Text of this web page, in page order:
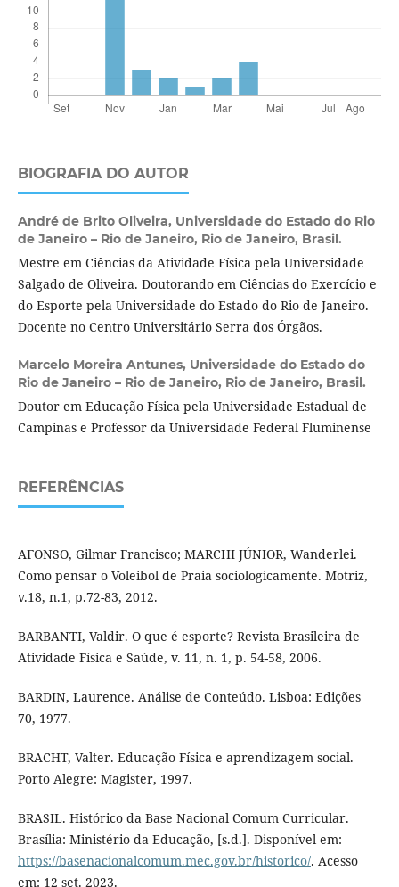
BIOGRAFIA DO AUTOR
André de Brito Oliveira, Universidade do Estado do Rio
de Janeiro – Rio de Janeiro, Rio de Janeiro, Brasil.
Mestre em Ciências da Atividade Física pela Universidade
Salgado de Oliveira. Doutorando em Ciências do Exercício e
do Esporte pela Universidade do Estado do Rio de Janeiro.
Docente no Centro Universitário Serra dos Órgãos.
Marcelo Moreira Antunes, Universidade do Estado do
Rio de Janeiro – Rio de Janeiro, Rio de Janeiro, Brasil.
Doutor em Educação Física pela Universidade Estadual de
Campinas e Professor da Universidade Federal Fluminense
REFERÊNCIAS
AFONSO, Gilmar Francisco; MARCHI JÚNIOR, Wanderlei.
Como pensar o Voleibol de Praia sociologicamente. Motriz,
v.18, n.1, p.72-83, 2012.
BARBANTI, Valdir. O que é esporte? Revista Brasileira de
Atividade Física e Saúde, v. 11, n. 1, p. 54-58, 2006.
BARDIN, Laurence. Análise de Conteúdo. Lisboa: Edições
70, 1977.
BRACHT, Valter. Educação Física e aprendizagem social.
Porto Alegre: Magister, 1997.
BRASIL. Histórico da Base Nacional Comum Curricular.
Brasília: Ministério da Educação, [s.d.]. Disponível em:
https://basenacionalcomum.mec.gov.br/historico/. Acesso
em: 12 set. 2023.